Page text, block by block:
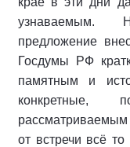
узнаваемым.
предложение
Госдумы РФ
памятным и
конкретные,
от встречи всё